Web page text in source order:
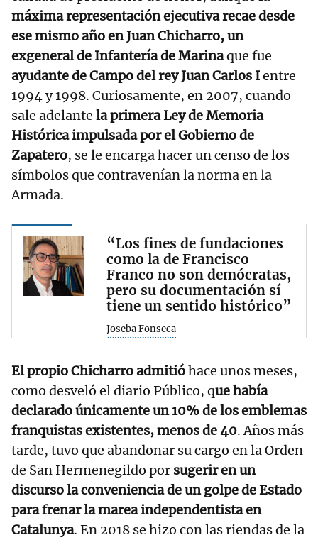
máxima representación ejecutiva recae desde
ese mismo año en Juan Chicharro, un
exgeneral de Infantería de Marinaque fue
ayudante de Campo del rey Juan Carlos Ientre
1994 y 1998. Curiosamente, en 2007, cuando
sale adelante la primera Ley de Memoria
Histórica impulsada por el Gobierno de
Zapatero, se le encarga hacer un censo de los
símbolos que contravenían la norma en la
Armada.
“Los fines de fundaciones
como la de Francisco
Franco no son demócratas,
pero su documentación sí
tiene un sentido histórico”
Joseba Fonseca
El propio Chicharro admitióhace unos meses,
como desveló el diario Público, que había
declarado únicamente un 10% de los emblemas
franquistas existentes, menos de 40. Años más
tarde, tuvo que abandonar su cargo en la Orden
de San Hermenegildo por sugerir en un
discurso la conveniencia de un golpe de Estado
para frenar la marea independentista en
Catalunya. En 2018 se hizo con las riendas de la